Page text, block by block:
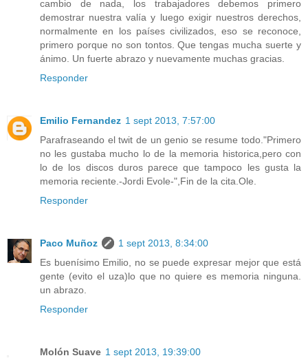
cambio de nada, los trabajadores debemos primero
demostrar nuestra valía y luego exigir nuestros derechos,
normalmente en los países civilizados, eso se reconoce,
primero porque no son tontos. Que tengas mucha suerte y
ánimo. Un fuerte abrazo y nuevamente muchas gracias.
Responder
Emilio Fernandez 1 sept 2013, 7:57:00
Parafraseando el twit de un genio se resume todo."Primero
no les gustaba mucho lo de la memoria historica,pero con
lo de los discos duros parece que tampoco les gusta la
memoria reciente.-Jordi Evole-",Fin de la cita.Ole.
Responder
Paco Muñoz
1 sept 2013, 8:34:00
Es buenísimo Emilio, no se puede expresar mejor que está
gente (evito el uza)lo que no quiere es memoria ninguna.
un abrazo.
Responder
Molón Suave 1 sept 2013, 19:39:00